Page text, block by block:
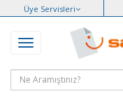
Üye Servisleri